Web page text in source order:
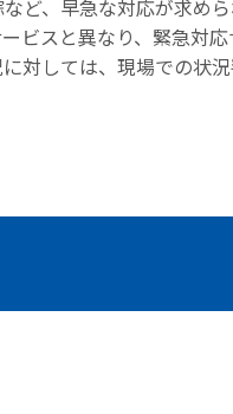
ど、早急な対応が求め
ビスと異なり、緊急対
対しては、現場での状